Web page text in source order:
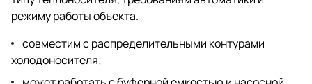
режиму работы объекта.
совместим с распределительными контурами
холодоносителя;